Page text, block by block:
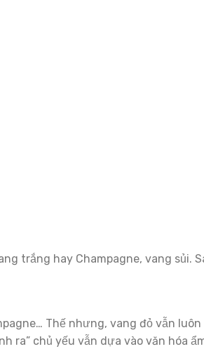
trắng hay Champagne, vang sủi.
Thế nhưng, vang đỏ vẫn luôn
ra” chủ yếu vẫn dựa vào văn hóa